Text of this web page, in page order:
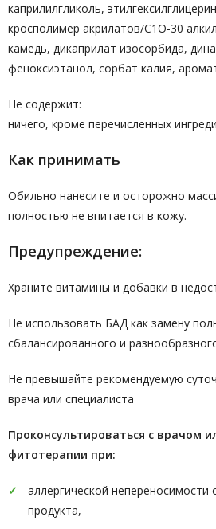
каприлилгликоль,
кросполимер акрилатов/C1O-30
камедь, дикаприлат изосорбида,
феноксиэтанол, сорбат калия,
Не содержит:
ничего, кроме перечисленных
Как принимать
Обильно нанесите и осторожно
полностью не впитается в кожу.
Предупреждение:
Храните витамины и добавки в
Не использовать БАД как замену
сбалансированного и
Не превышайте рекомендуемую
врача или специалиста
Проконсультироваться с врачом
фитотерапии при:
аллергической
продукта,